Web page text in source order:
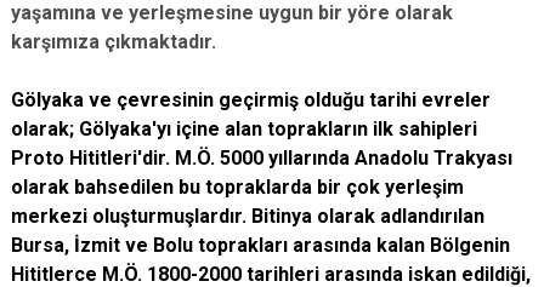
yaşamına ve yerleşmesine uygun bir yöre olarak
karşımıza çıkmaktadır.
Gölyaka ve çevresinin geçirmiş olduğu tarihi evreler
olarak; Gölyaka'yı içine alan toprakların ilk sahipleri
Proto Hititleri'dir. M.Ö. 5000 yıllarında Anadolu Trakyası
olarak bahsedilen bu topraklarda bir çok yerleşim
merkezi oluşturmuşlardır. Bitinya olarak adlandırılan
Bursa, İzmit ve Bolu toprakları arasında kalan Bölgenin
Hititlerce M.Ö. 1800-2000 tarihleri arasında iskan edildiği,